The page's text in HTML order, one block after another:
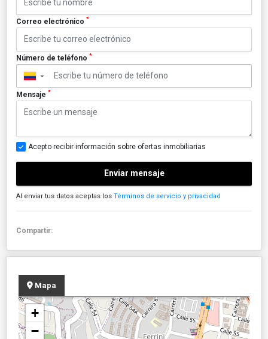
Correo electrónico *
Número de teléfono *
▼
Mensaje *
Acepto recibir información sobre ofertas inmobiliarias
Enviar mensaje
Al enviar tus datos aceptas los Términos de servicio y privacidad
Compartir:
Mapa
+
−